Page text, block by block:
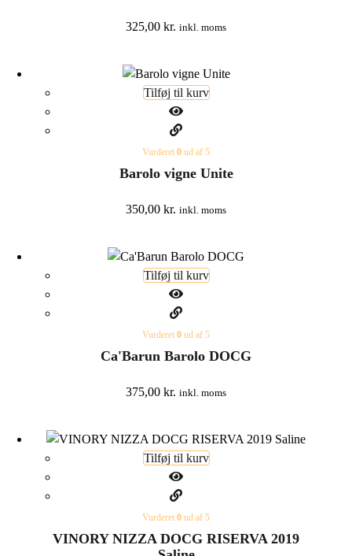
325,00 kr. inkl. moms
Tilføj til kurv
Vurderet 0 ud af 5
Barolo vigne Unite
350,00 kr. inkl. moms
Tilføj til kurv
Vurderet 0 ud af 5
Ca'Barun Barolo DOCG
375,00 kr. inkl. moms
Tilføj til kurv
Vurderet 0 ud af 5
VINORY NIZZA DOCG RISERVA 2019